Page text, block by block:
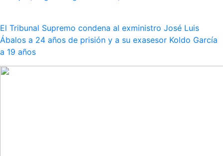
El Tribunal Supremo condena al exministro José Luis
Ábalos a 24 años de prisión y a su exasesor Koldo García
a 19 años